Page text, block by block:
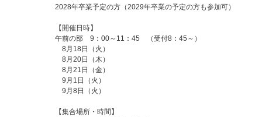
2028年卒業予定の方（2029年卒業の予定の方も参加可）
【開催日時】
午前の部 9：00～11：45 （受付8：45～）
8月18日（火）
8月20日（木）
8月21日（金）
9月1日（火）
9月8日（火）
【集合場所・時間】